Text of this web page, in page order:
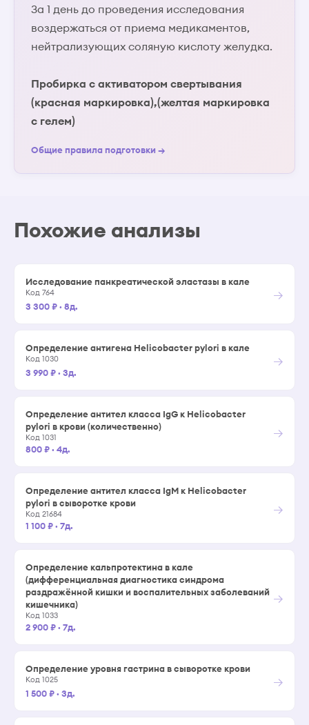
За 1 день до проведения исследования
воздержаться от приема медикаментов,
нейтрализующих соляную кислоту желудка.
Пробирка с активатором свертывания
(красная маркировка),(желтая маркировка
с гелем)
Общие правила подготовки →
Похожие анализы
Исследование панкреатической эластазы в кале
Код 764
3 300 ₽· 8д.
→
Определение антигена Helicobacter pylori в кале
Код 1030
3 990 ₽· 3д.
→
Определение антител класса IgG к Helicobacter
pylori в крови (количественно)
Код 1031
800 ₽· 4д.
→
Определение антител класса IgM к Helicobacter
pylori в сыворотке крови
Код 21684
1 100 ₽· 7д.
→
Определение кальпротектина в кале
(дифференциальная диагностика синдрома
раздражённой кишки и воспалительных заболеваний
кишечника)
Код 1033
2 900 ₽· 7д.
→
Определение уровня гастрина в сыворотке крови
Код 1025
1 500 ₽· 3д.
→